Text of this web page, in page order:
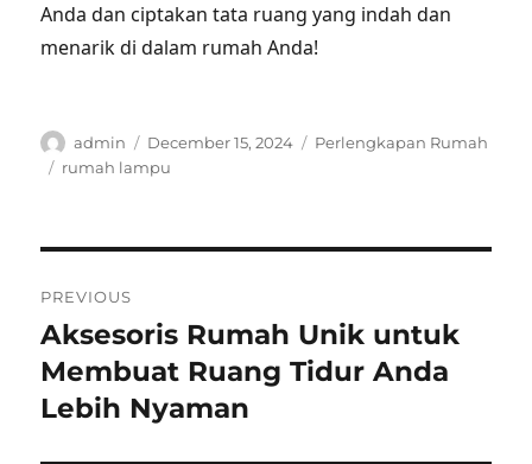
Anda dan ciptakan tata ruang yang indah dan
menarik di dalam rumah Anda!
Author
admin
Posted
on
December 15, 2024 Categories
Perlengkapan Rumah
Tags
rumah lampu
navigation
PREVIOUS
Previous
post:
Aksesoris Rumah Unik untuk
Membuat Ruang Tidur Anda
Lebih Nyaman